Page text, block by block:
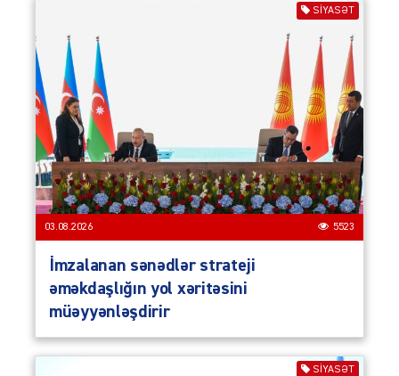
SIYASƏT
03.08.2026 5523
İmzalanan sənədlər strateji
əməkdaşlığın yol xəritəsini
müəyyənləşdirir
SIYASƏT